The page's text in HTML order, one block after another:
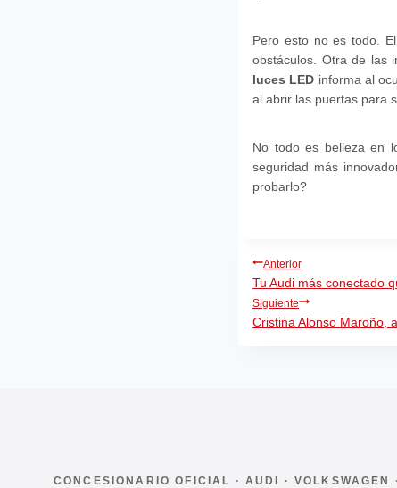
Pero esto no es todo.
obstáculos. Otra de las
luces LED informa al
al abrir las puertas para
No todo es belleza en
seguridad más
probarlo?
Navegación
de
entradas
Anterior
Tu Audi más conectado
Siguiente
Cristina Alonso Maroño,
CONCESIONARIO OFICIAL · AUDI · VOLKSWAGEN